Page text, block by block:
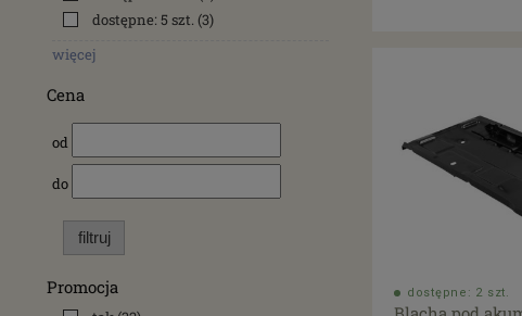
dostępne: 5 szt. (3)
więcej
Cena
od
do
filtruj
Promocja dostępne: 2 szt.